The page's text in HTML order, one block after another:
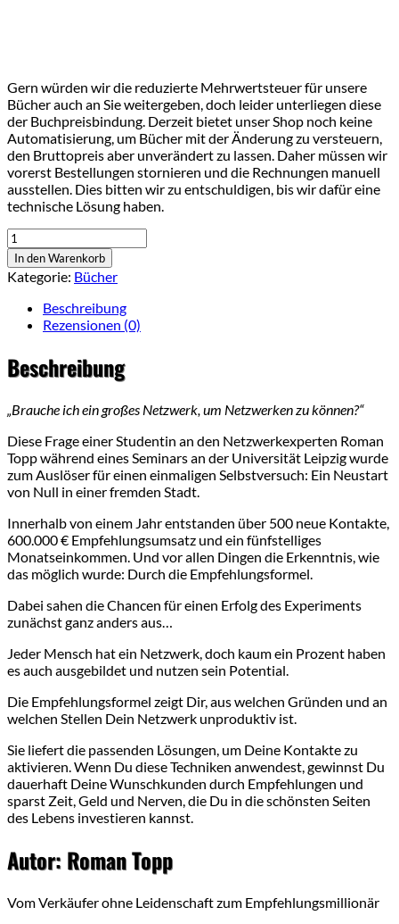
Gern würden wir die reduzierte Mehrwertsteuer für unsere
Bücher auch an Sie weitergeben, doch leider unterliegen diese
der Buchpreisbindung. Derzeit bietet unser Shop noch keine
Automatisierung, um Bücher mit der Änderung zu versteuern,
den Bruttopreis aber unverändert zu lassen. Daher müssen wir
vorerst Bestellungen stornieren und die Rechnungen manuell
ausstellen. Dies bitten wir zu entschuldigen, bis wir dafür eine
technische Lösung haben.
Die
Empfehlungsformel
Menge
In den Warenkorb
Kategorie: Bücher
Beschreibung
Rezensionen (0)
Beschreibung
„Brauche ich ein großes Netzwerk, um Netzwerken zu können?“
Diese Frage einer Studentin an den Netzwerkexperten Roman
Topp während eines Seminars an der Universität Leipzig wurde
zum Auslöser für einen einmaligen Selbstversuch: Ein Neustart
von Null in einer fremden Stadt.
Innerhalb von einem Jahr entstanden über 500 neue Kontakte,
600.000 € Empfehlungsumsatz und ein fünfstelliges
Monatseinkommen. Und vor allen Dingen die Erkenntnis, wie
das möglich wurde: Durch die Empfehlungsformel.
Dabei sahen die Chancen für einen Erfolg des Experiments
zunächst ganz anders aus…
Jeder Mensch hat ein Netzwerk, doch kaum ein Prozent haben
es auch ausgebildet und nutzen sein Potential.
Die Empfehlungsformel zeigt Dir, aus welchen Gründen und an
welchen Stellen Dein Netzwerk unproduktiv ist.
Sie liefert die passenden Lösungen, um Deine Kontakte zu
aktivieren. Wenn Du diese Techniken anwendest, gewinnst Du
dauerhaft Deine Wunschkunden durch Empfehlungen und
sparst Zeit, Geld und Nerven, die Du in die schönsten Seiten
des Lebens investieren kannst.
Autor: Roman Topp
Vom Verkäufer ohne Leidenschaft zum Empfehlungsmillionär